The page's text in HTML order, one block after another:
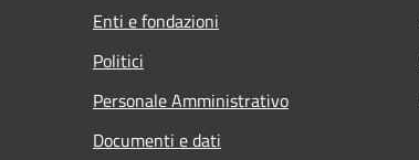
Enti e fondazioni
Politici
Personale Amministrativo
Documenti e dati